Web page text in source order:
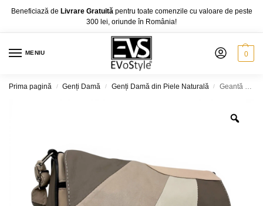
Beneficiază de Livrare Gratuită pentru toate comenzile cu valoare de peste
300 lei, oriunde în România!
MENIU 0
Prima pagină / Genți Damă / Genți Damă din Piele Naturală / Geantă Damă Unicat Lucia R45X-37 – piele naturală, multicolor elegant